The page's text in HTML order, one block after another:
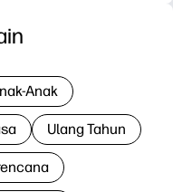
Anak
Ulang Tahun